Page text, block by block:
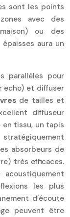
sont les points
avec des
ou des
aura un
parallèles pour
et diffuser
de tailles et
diffuseur
en tissu, un tapis
absorbeurs de
très efficaces.
les plus
d’écoute
peuvent être